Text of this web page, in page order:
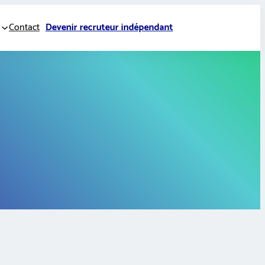
Contact Devenir recruteur indépendant